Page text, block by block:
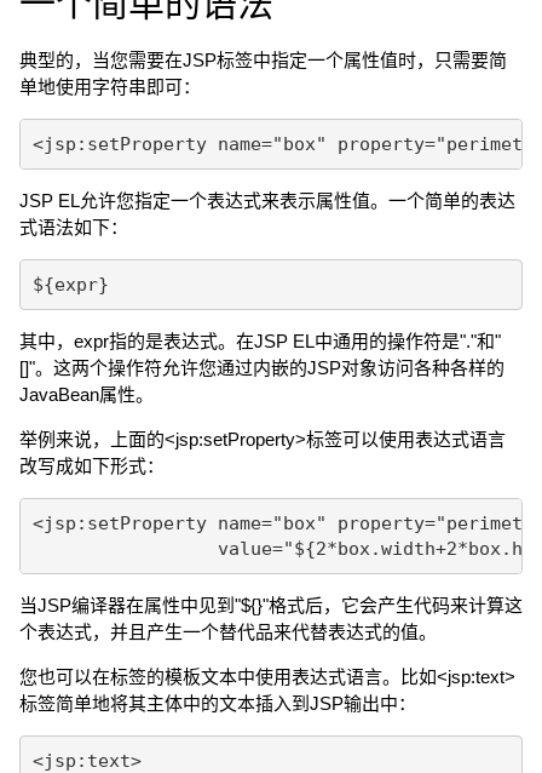
典型的，当您需要在JSP标签中指定一个属性值时，只需要简
单地使用字符串即可：
JSP EL允许您指定一个表达式来表示属性值。一个简单的表达
式语法如下：
其中，expr指的是表达式。在JSP EL中通用的操作符是"."和"
[]"。这两个操作符允许您通过内嵌的JSP对象访问各种各样的
JavaBean属性。
举例来说，上面的<jsp:setProperty>标签可以使用表达式语言
改写成如下形式：
<jsp:setProperty name="box"
当JSP编译器在属性中见到"${}"格式后，它会产生代码来计算这
个表达式，并且产生一个替代品来代替表达式的值。
您也可以在标签的模板文本中使用表达式语言。比如<jsp:text>
标签简单地将其主体中的文本插入到JSP输出中：
<jsp:text>